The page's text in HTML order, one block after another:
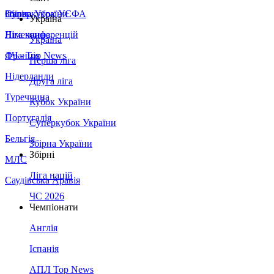
Збірна України
Італія
Німеччина
Франція
Нідерланди
Туреччина
Португалія
Бельгія
МЛС
Саудівська Аравія
Суперкубок УЄФА
Ліга конференцій
ЛЧ - Top News
Україна
Україна
Перша ліга
Друга ліга
Кубок України
Суперкубок України
Збірна України
Збірні
Ліга націй
ЧС 2026
Чемпіонати
Англія
Іспанія
АПЛ Top News